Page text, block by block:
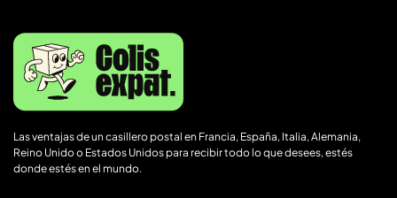
Las ventajas de un casillero postal en Francia, España, Italia, Alemania,
Reino Unido o Estados Unidos para recibir todo lo que desees, estés
donde estés en el mundo.